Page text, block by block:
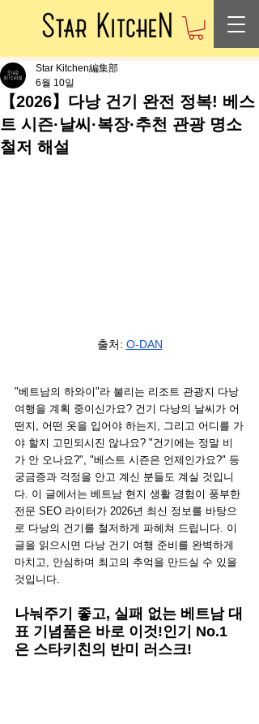
【2026】다낭 건기 완전 정복! 베스
트 시즌·날씨·복장·추천 관광 명소
철저 해설
Star Kitchen編集部
6월 10일
출처: O-DAN
"베트남의 하와이"라 불리는 리조트 관광지 다낭
여행을 계획 중이신가요? 건기 다낭의 날씨가 어
떤지, 어떤 옷을 입어야 하는지, 그리고 어디를 가
야 할지 고민되시진 않나요? "건기에는 정말 비
가 안 오나요?", "베스트 시즌은 언제인가요?" 등
궁금증과 걱정을 안고 계신 분들도 계실 것입니
다. 이 글에서는 베트남 현지 생활 경험이 풍부한
전문 SEO 라이터가 2026년 최신 정보를 바탕으
로 다낭의 건기를 철저하게 파헤쳐 드립니다. 이
글을 읽으시면 다낭 건기 여행 준비를 완벽하게
마치고, 안심하며 최고의 추억을 만드실 수 있을
것입니다.
나눠주기 좋고, 실패 없는 베트남 대
표 기념품은 바로 이것!인기 No.1
은 스타키친의 반미 러스크!